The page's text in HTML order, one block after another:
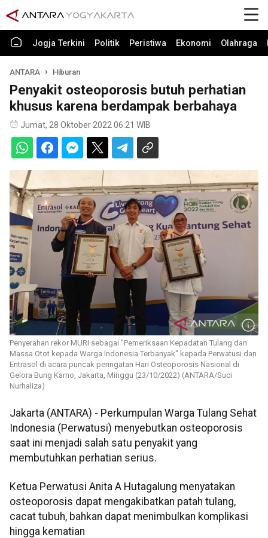
Jogja Terkini Politik Peristiwa Ekonomi Olahraga
ANTARA Hiburan
Penyakit osteoporosis butuh perhatian
khusus karena berdampak berbahaya
Jumat, 28 Oktober 2022 06:21 WIB
Penyerahan rekor MURI sebagai "Pemeriksaan Kepadatan Tulang dan
Massa Otot kepada Warga Indonesia Terbanyak" kepada Perwatusi dan
Entrasol di acara puncak peringatan Hari Osteoporosis Nasional di
Gelora Bung Karno, Jakarta, Minggu (23/10/2022) (ANTARA/Suci
Nurhaliza)
Jakarta (ANTARA) - Perkumpulan Warga Tulang Sehat
Indonesia (Perwatusi) menyebutkan osteoporosis
saat ini menjadi salah satu penyakit yang
membutuhkan perhatian serius.
Ketua Perwatusi Anita A Hutagalung menyatakan
osteoporosis dapat mengakibatkan patah tulang,
cacat tubuh, bahkan dapat menimbulkan komplikasi
hingga kematian